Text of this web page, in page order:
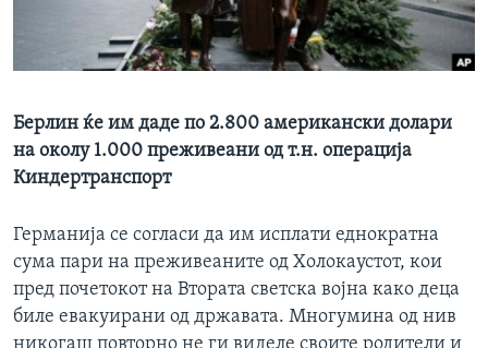
Берлин ќе им даде по 2.800 американски долари
на околу 1.000 преживеани од т.н. операција
Киндертранспорт
Германија се согласи да им исплати еднократна
сума пари на преживеаните од Холокаустот, кои
пред почетокот на Втората светска војна како деца
биле евакуирани од државата. Многумина од нив